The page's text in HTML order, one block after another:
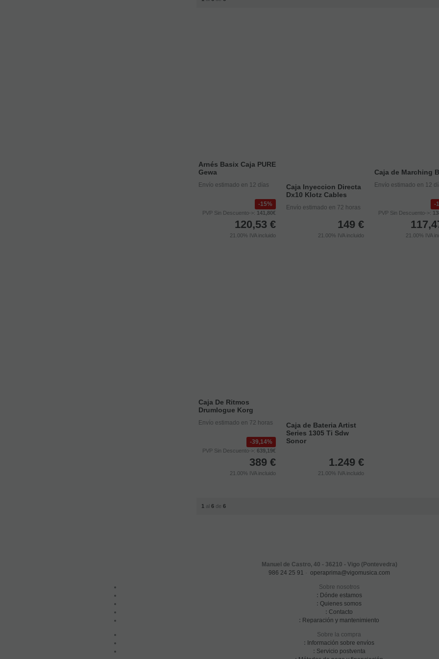
Arnés Basix Caja PURE
Gewa
Envío estimado en 12 días
15%
PVP Sin Descuento->: 141,80€
120,53 €
21.00% IVA incluido
Caja Inyeccion Directa
Dx10 Klotz Cables
Envío estimado en 72 horas
149 €
21.00% IVA incluido
Caja de Marching
Envío estimado en 12
PVP Sin Descuento->:
21.00% IVA
Caja De Ritmos
Drumlogue Korg
Envío estimado en 72 horas
39,14%
PVP Sin Descuento->: 639,19€
389 €
21.00% IVA incluido
Caja de Bateria Artist
Series 1305 Ti Sdw
Sonor
1.249 €
21.00% IVA incluido
1 al6 de 6
Manuel de Castro, 40 - 36210 - Vigo (Pontevedra)
986 24 25 91
operaprima@vigomusica.com
Sobre nosotros
: Dónde estamos
: Quienes somos
: Contacto
: Reparación y mantenimiento
Sobre la compra
: Información sobre envíos
: Servicio postventa